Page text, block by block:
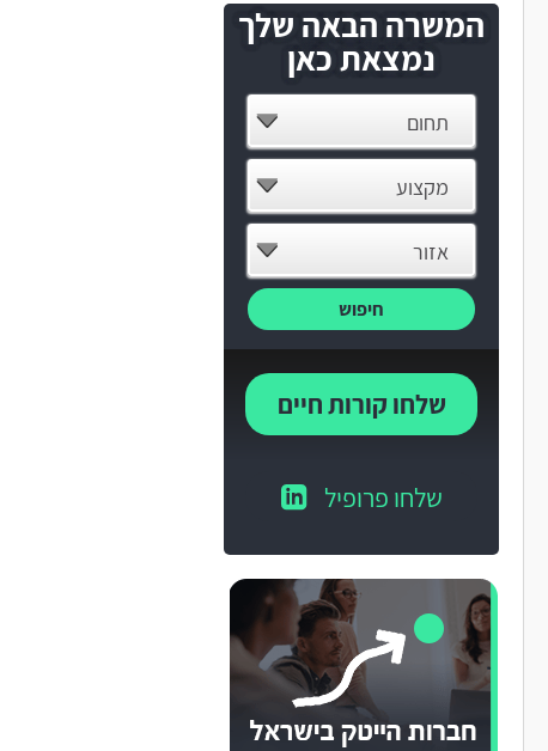
המשרה הבאה שלך
נמצאת כאן
תחום
מקצוע
אזור
חיפוש
שלחו קורות חיים
שלחו פרופיל